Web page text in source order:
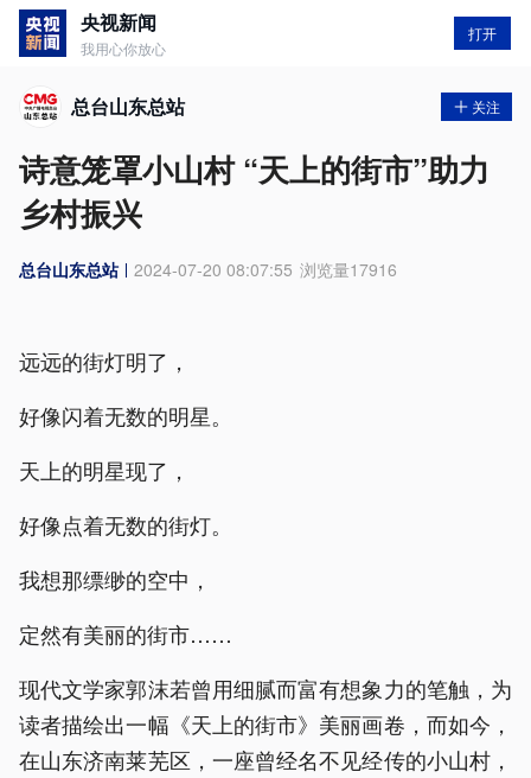
央视新闻
我用心你放心
打开
总台山东总站 关注
诗意笼罩小山村 “天上的街市”助力
乡村振兴
总台山东总站 2024-07-20 08:07:55 浏览量17916
远远的街灯明了，
好像闪着无数的明星。
天上的明星现了，
好像点着无数的街灯。
我想那缥缈的空中，
定然有美丽的街市……
现代文学家郭沫若曾用细腻而富有想象力的笔触，为
读者描绘出一幅《天上的街市》美丽画卷，而如今，
在山东济南莱芜区，一座曾经名不见经传的小山村，